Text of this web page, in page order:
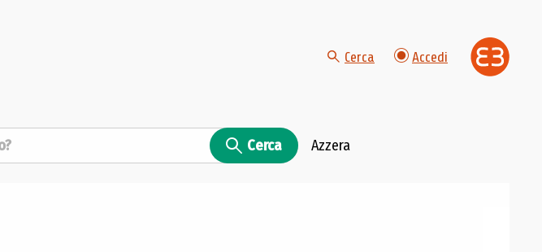
Cerca Accedi
Cerca Azzera